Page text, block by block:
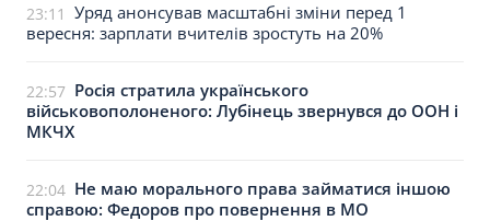
23:11 Уряд анонсував масштабні зміни перед 1
вересня: зарплати вчителів зростуть на 20%
22:57 Росія стратила українського
військовополоненого: Лубінець звернувся до ООН і
МКЧХ
22:04 Не маю морального права займатися іншою
справою: Федоров про повернення в МО